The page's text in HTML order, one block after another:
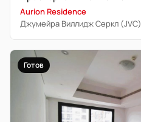
Aurion Residence
Джумейра Виллидж Серкл (JVC)
Готов